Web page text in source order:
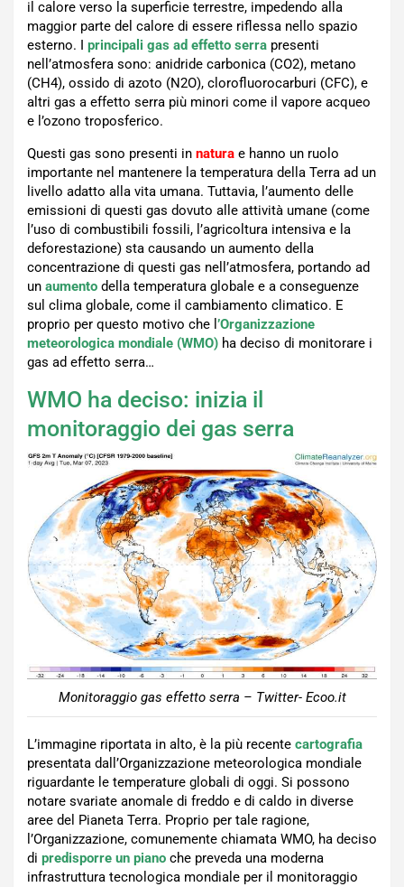
il calore verso la superficie terrestre, impedendo alla
maggior parte del calore di essere riflessa nello spazio
esterno. I principali gas ad effetto serra presenti
nell’atmosfera sono: anidride carbonica (CO2), metano
(CH4), ossido di azoto (N2O), clorofluorocarburi (CFC), e
altri gas a effetto serra più minori come il vapore acqueo
e l’ozono troposferico.
Questi gas sono presenti in natura e hanno un ruolo
importante nel mantenere la temperatura della Terra ad un
livello adatto alla vita umana. Tuttavia, l’aumento delle
emissioni di questi gas dovuto alle attività umane (come
l’uso di combustibili fossili, l’agricoltura intensiva e la
deforestazione) sta causando un aumento della
concentrazione di questi gas nell’atmosfera, portando ad
un aumento della temperatura globale e a conseguenze
sul clima globale, come il cambiamento climatico. E
proprio per questo motivo che l ’Organizzazione
meteorologica mondiale (WMO) ha deciso di monitorare i
gas ad effetto serra…
WMO ha deciso: inizia il
monitoraggio dei gas serra
Monitoraggio gas effetto serra – Twitter- Ecoo.it
L’immagine riportata in alto, è la più recente cartografia
presentata dall’Organizzazione meteorologica mondiale
riguardante le temperature globali di oggi. Si possono
notare svariate anomale di freddo e di caldo in diverse
aree del Pianeta Terra. Proprio per tale ragione,
l’Organizzazione, comunemente chiamata WMO, ha deciso
di predisporre un piano che preveda una moderna
infrastruttura tecnologica mondiale per il monitoraggio